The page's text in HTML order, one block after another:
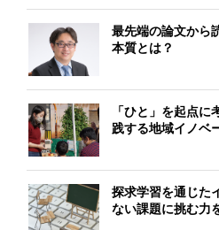
最先端の論文から
本質とは？
「ひと」を起点
践する地域イノベ
探求学習を通じ
ない課題に挑む力